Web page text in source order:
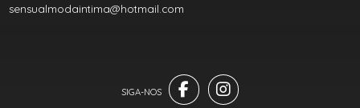
sensualmodaintima@hotmail.com